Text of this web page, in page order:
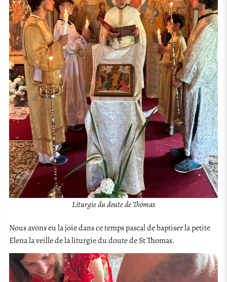
Liturgie du doute de Thomas
Nous avons eu la joie dans ce temps pascal de baptiser la petite
Elena la veille de la liturgie du doute de St Thomas.